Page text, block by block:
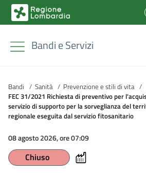
Bandi e Servizi
Bandi / Sanità / Prevenzione e stili di vita /
FEC 31/2021 Richiesta di preventivo per
servizio di supporto per la sorveglianza del
regionale eseguita dal servizio fitosanitario
08 agosto 2026, ore 07:09
Chiuso